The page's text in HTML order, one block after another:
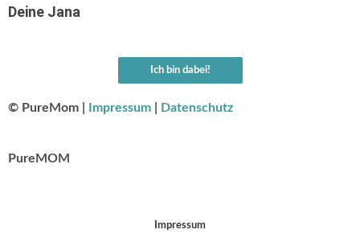
Deine Jana
Ich bin dabei!
© PureMom | Impressum Datenschutz
PureMOM
Impressum